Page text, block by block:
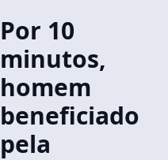
Por 10
minutos,
homem
beneficiado
pela